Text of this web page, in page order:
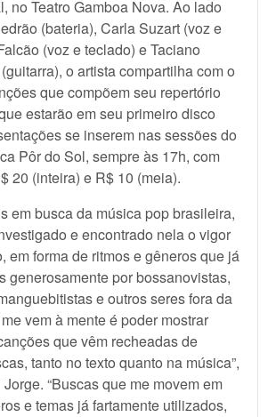
no Teatro Gamboa Nova. Ao lado
(bateria), Carla Suzart (voz e
(voz e teclado) e Taciano
o artista compartilha com o
que compõem seu repertório
estarão em seu primeiro disco
se inserem nas sessões do
Pôr do Sol, sempre às 17h, com
20 (inteira) e R$ 10 (meia).
em busca da música pop brasileira,
e encontrado nela o vigor
em forma de ritmos e gêneros que já
generosamente por bossanovistas,
e outros seres fora da
vem à mente é poder mostrar
que vêm recheadas de
tanto no texto quanto na música”,
“Buscas que me movem em
e temas já fartamente utilizados,